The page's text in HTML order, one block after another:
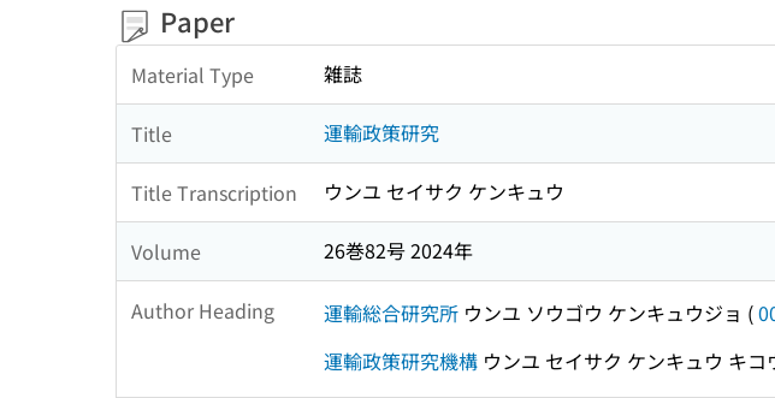
Paper
Material Type 雑誌
Title 運輸政策研究
Title Transcription ウンユ セイサク ケンキュウ
Volume 26巻82号 2024年
Author Heading 運輸総合研究所 ウンユ ソウゴウ ケンキュウジョ (
運輸政策研究機構 ウンユ セイサク ケンキュウ キコ